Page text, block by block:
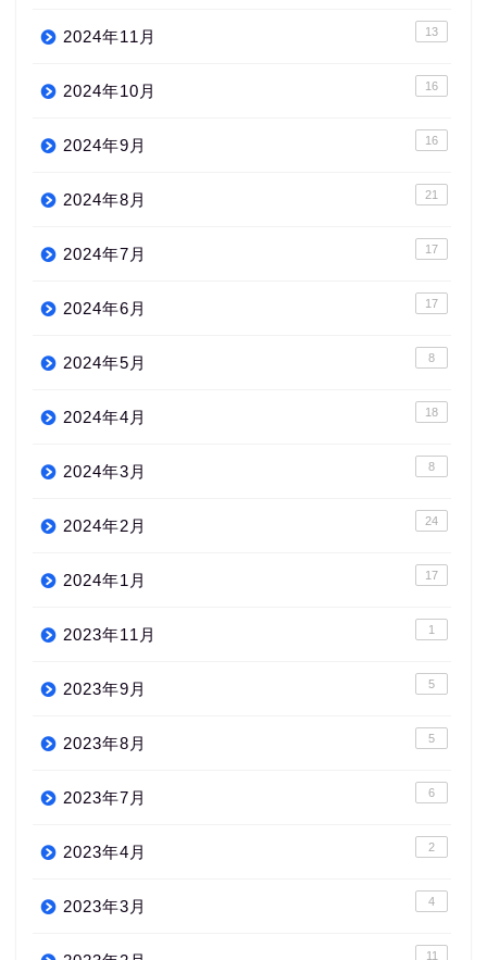
2024年11月 13
2024年10月 16
2024年9月 16
2024年8月 21
2024年7月 17
2024年6月 17
2024年5月 8
2024年4月 18
2024年3月 8
2024年2月 24
2024年1月 17
2023年11月 1
2023年9月 5
2023年8月 5
2023年7月 6
2023年4月 2
2023年3月 4
11